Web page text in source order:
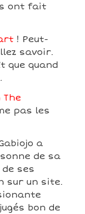
ont fait
! Peut-
savoir.
que quand
The
pas les
a
de sa
ses
sur un site.
bon de